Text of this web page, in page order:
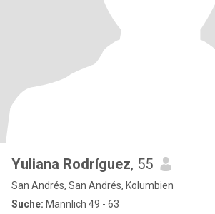
Yuliana Rodríguez, 55
San Andrés, San Andrés, Kolumbien
Suche: Männlich 49 - 63